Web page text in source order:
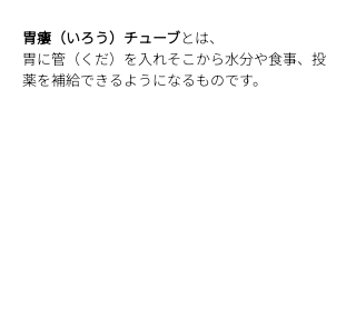
胃瘻（いろう）チューブとは、
胃に管（くだ）を入れそこから水分や食事、投
薬を補給できるようになるものです。